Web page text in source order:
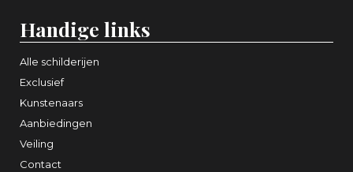
Handige links
Alle schilderijen
Exclusief
Kunstenaars
Aanbiedingen
Veiling
Contact